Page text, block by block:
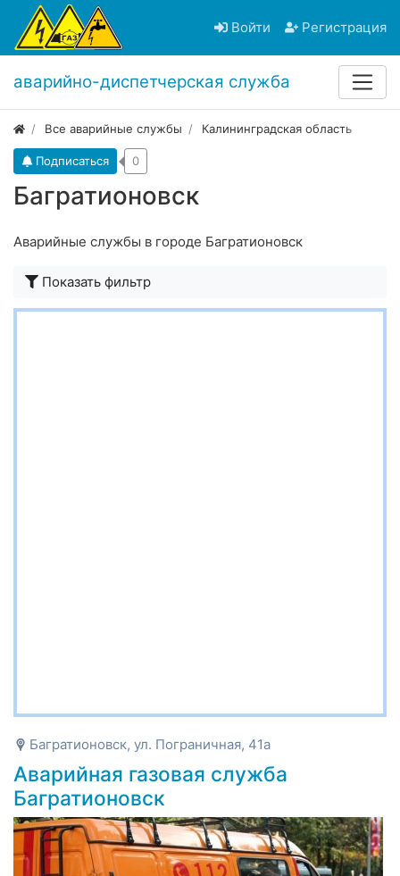
Войти Регистрация
аварийно-диспетчерская служба
Все аварийные службы Калининградская область
Багратионовск
Подписаться 0
Аварийные службы в городе Багратионовск
Показать фильтр
Багратионовск, ул. Пограничная, 41а
Аварийная газовая служба
Багратионовск